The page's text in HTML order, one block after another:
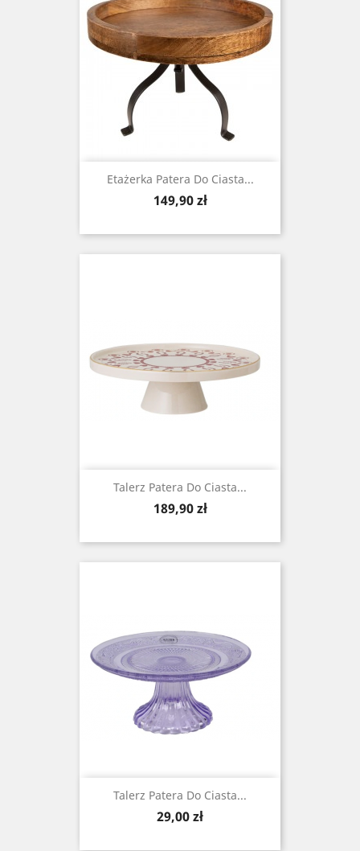
Etażerka Patera Do Ciasta...
Cena
149,90 zł
Talerz Patera Do Ciasta...
Cena
189,90 zł
Talerz Patera Do Ciasta...
Cena
29,00 zł